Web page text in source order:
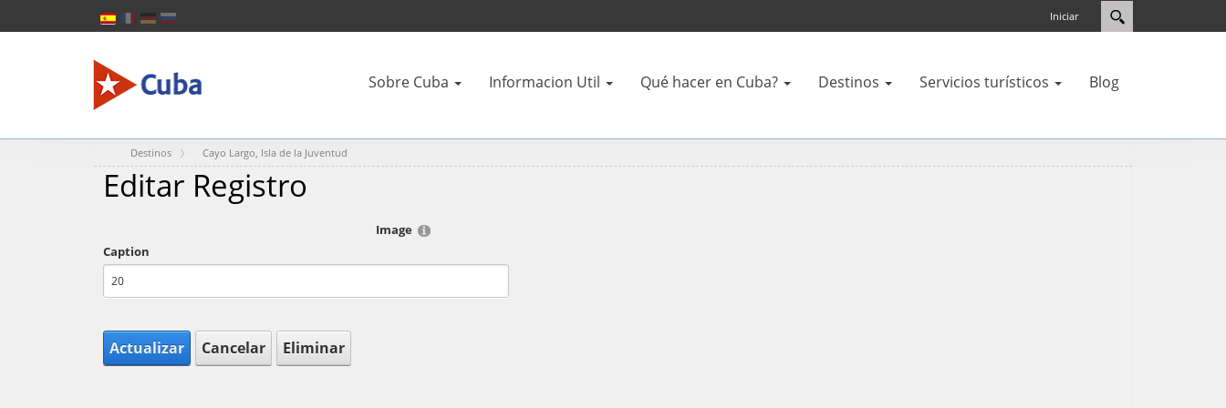
Iniciar
Sobre Cuba Informacion Util Qué hacer en Cuba? Destinos Servicios turísticos Blog
Destinos Cayo Largo, Isla de la Juventud
Editar Registro
Image
Caption
Actualizar Cancelar Eliminar